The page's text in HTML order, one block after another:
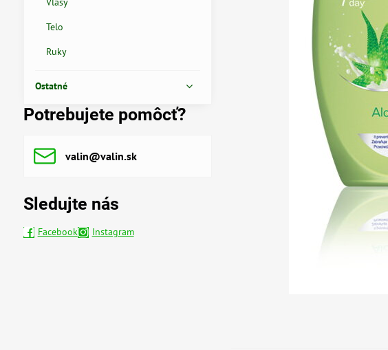
Telo
Ruky
Ostatné
Potrebujete pomôcť?
valin​@valin​.sk
Sledujte nás
Facebook Instagram